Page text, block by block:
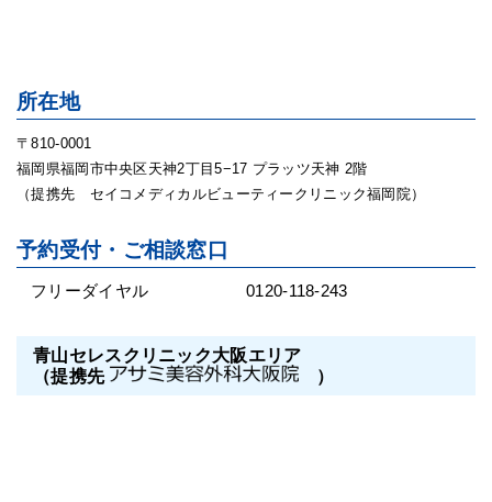
所在地
〒810-0001
福岡県福岡市中央区天神2丁目5−17 プラッツ天神 2階
（提携先 セイコメディカルビューティークリニック福岡院）
予約受付・ご相談窓口
フリーダイヤル 0120-118-243
青山セレスクリニック大阪エリア
（提携先
）